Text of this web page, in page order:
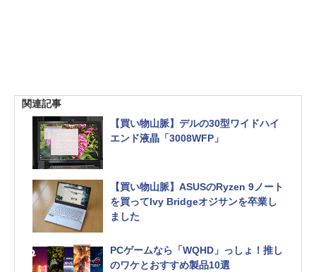
関連記事
【買い物山脈】デルの30型ワイドハイ
エンド液晶「3008WFP」
【買い物山脈】ASUSのRyzen 9ノート
を買ってIvy Bridgeオジサンを卒業し
ました
PCゲームなら「WQHD」っしょ！推し
のワケとおすすめ製品10選